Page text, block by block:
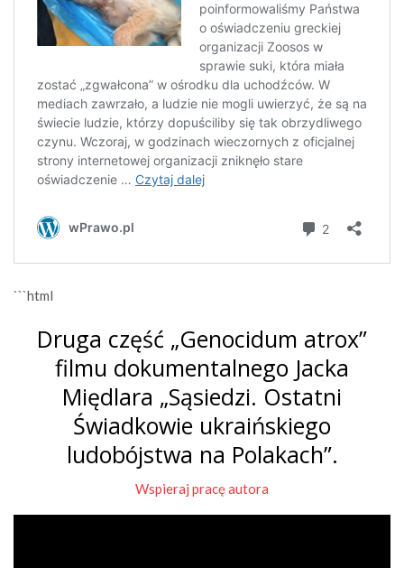
```html
Druga część „Genocidum atrox”
filmu dokumentalnego Jacka
Międlara „Sąsiedzi. Ostatni
Świadkowie ukraińskiego
ludobójstwa na Polakach”.
Wspieraj pracę autora